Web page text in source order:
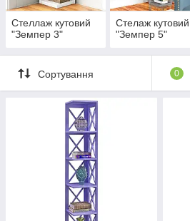
Стеллаж кутовий
"Земпер 3"
Стелаж кутовий
"Земпер 5"
Сортування 0